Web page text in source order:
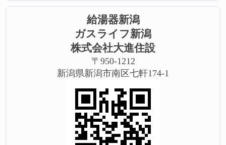
給湯器新潟
ガスライフ新潟
株式会社大進住設
〒950-1212
新潟県新潟市南区七軒174-1